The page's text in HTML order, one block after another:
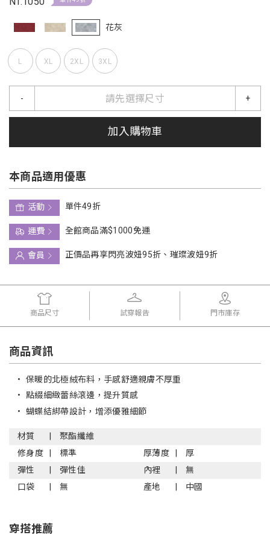
花灰
L XL 2XL 3XL
請先選擇尺寸
- +
加入購物車
本商品適用優惠
活動
單件49折
運費
全館商品滿$1000免運
會員
正價品再享閃亮波妞95折、璀璨波妞9折
商品尺寸 試穿報告 門市庫存
商品資訊
• 保暖的北極絨布料，手感舒適親膚不厚重
• 點綴細緻蕾絲滾邊，提升質感
• 蝴蝶結綁帶設計，增添優雅細節
材質
聚酯纖維
修身度
標準 厚薄度
厚
彈性
彈性佳 內裡
無
口袋
無 產地 中國
穿搭推薦